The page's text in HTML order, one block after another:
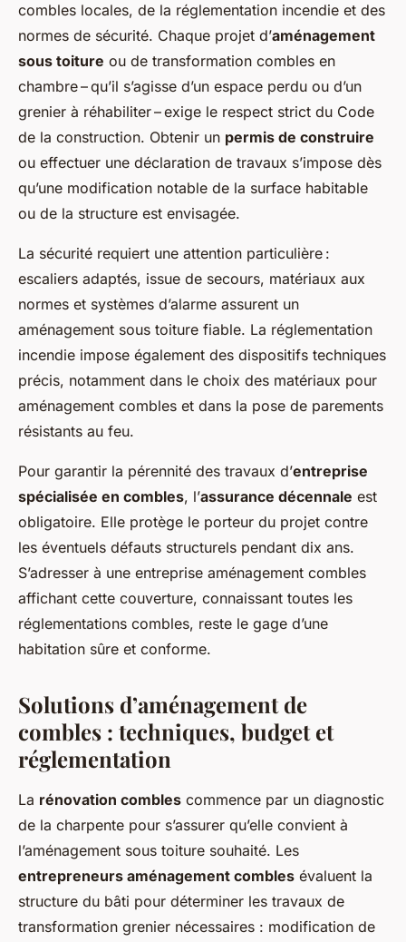
combles locales, de la réglementation incendie et des
normes de sécurité. Chaque projet d’aménagement
sous toiture ou de transformation combles en
chambre – qu’il s’agisse d’un espace perdu ou d’un
grenier à réhabiliter – exige le respect strict du Code
de la construction. Obtenir un permis de construire
ou effectuer une déclaration de travaux s’impose dès
qu’une modification notable de la surface habitable
ou de la structure est envisagée.
La sécurité requiert une attention particulière :
escaliers adaptés, issue de secours, matériaux aux
normes et systèmes d’alarme assurent un
aménagement sous toiture fiable. La réglementation
incendie impose également des dispositifs techniques
précis, notamment dans le choix des matériaux pour
aménagement combles et dans la pose de parements
résistants au feu.
Pour garantir la pérennité des travaux d’entreprise
spécialisée en combles, l’assurance décennale est
obligatoire. Elle protège le porteur du projet contre
les éventuels défauts structurels pendant dix ans.
S’adresser à une entreprise aménagement combles
affichant cette couverture, connaissant toutes les
réglementations combles, reste le gage d’une
habitation sûre et conforme.
Solutions d’aménagement de
combles : techniques, budget et
réglementation
La rénovation combles commence par un diagnostic
de la charpente pour s’assurer qu’elle convient à
l’aménagement sous toiture souhaité. Les
entrepreneurs aménagement combles évaluent la
structure du bâti pour déterminer les travaux de
transformation grenier nécessaires : modification de